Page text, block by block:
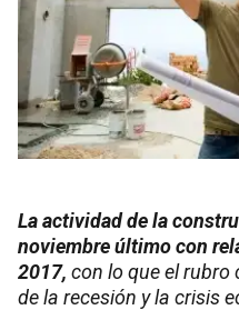
La actividad de la
noviembre último con
2017, con lo que el
de la recesión y la crisis